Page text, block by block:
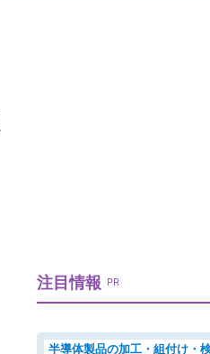
注目情報 PR